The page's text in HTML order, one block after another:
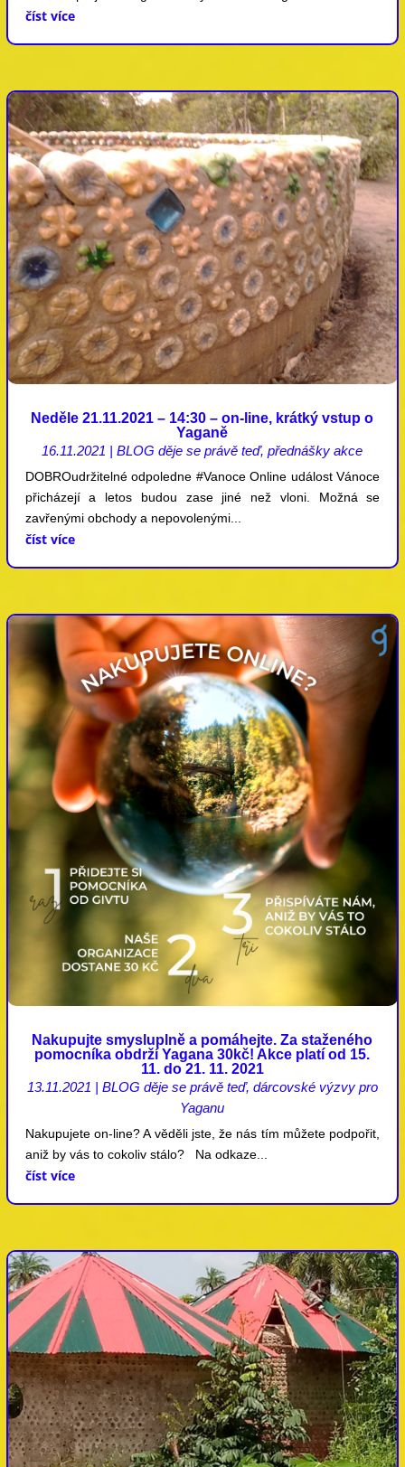
číst více
Neděle 21.11.2021 – 14:30 – on-line, krátký vstup o
Yaganě
16.11.2021 |BLOG děje se právě teď,přednášky akce
DOBROudržitelné odpoledne #Vanoce Online událost Vánoce
přicházejí a letos budou zase jiné než vloni. Možná se
zavřenými obchody a nepovolenými...
číst více
Nakupujte smysluplně a pomáhejte. Za staženého
pomocníka obdrží Yagana 30kč! Akce platí od 15.
11. do 21. 11. 2021
13.11.2021 | BLOG děje se právě teď, dárcovské výzvy pro
Yaganu
Nakupujete on-line? A věděli jste, že nás tím můžete podpořit,
aniž by vás to cokoliv stálo? Na odkaze...
číst více